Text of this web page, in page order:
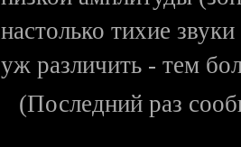
настолько тихие
уж различить - тем
(Последний раз